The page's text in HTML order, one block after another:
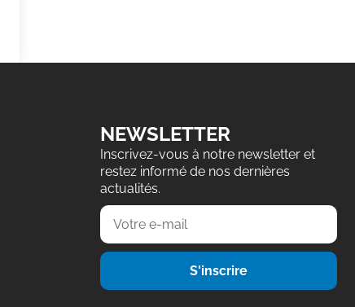
NEWSLETTER
Inscrivez-vous à notre newsletter et
restez informé de nos dernières
actualités.
S'inscrire